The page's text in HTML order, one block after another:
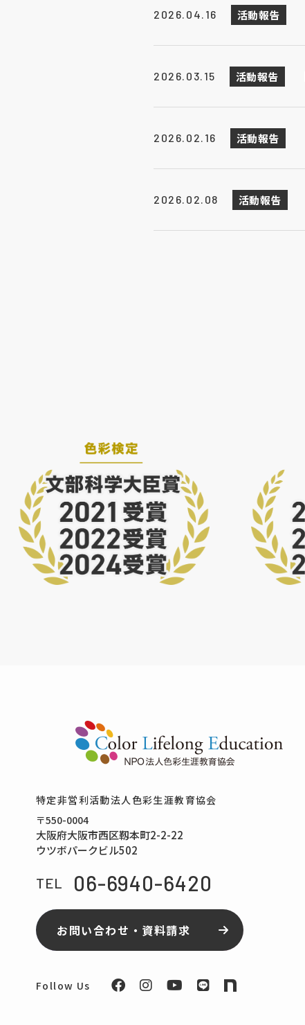
2026.04.16 活動報告
2026.03.15 活動報告
2026.02.16 活動報告
2026.02.08 活動報告
特定⾮営利活動法⼈⾊彩⽣涯教育協会
〒550-0004
⼤阪府⼤阪市⻄区靱本町2-2-22
ウツボパークビル502
TEL 06-6940-6420
お問い合わせ・資料請求
Follow Us